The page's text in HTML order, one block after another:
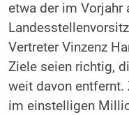
etwa der im Vorjahr
Vertreter Vinzenz
Ziele seien richtig,
weit davon entfernt.
im einstelligen